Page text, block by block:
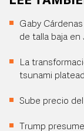
Gaby
de talla baja en
La
tsunami
Sube precio
Trump